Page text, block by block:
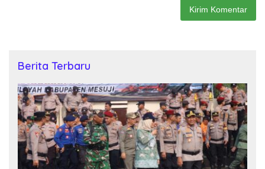
Berita Terbaru